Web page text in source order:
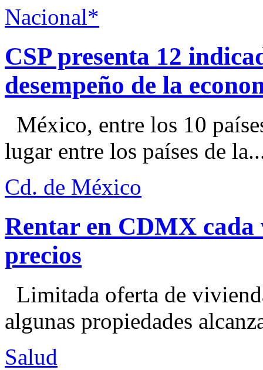
Nacional*
CSP presenta 12
desempeño de la
México, entre los 10
lugar entre los países de
Cd. de México
Rentar en CDMX cada
precios
Limitada oferta de
algunas propiedades
Salud